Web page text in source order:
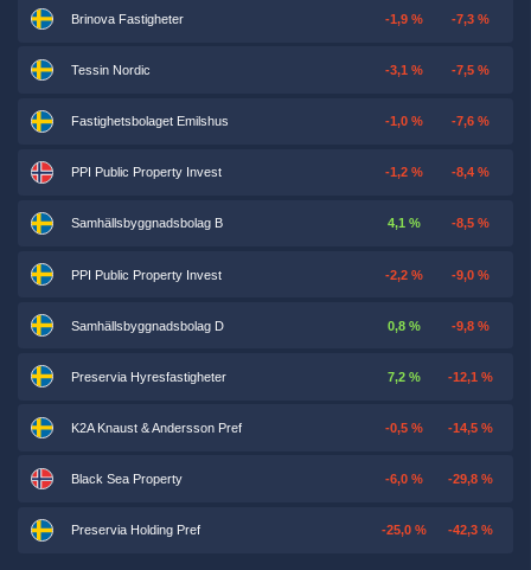
Brinova Fastigheter -1,9 % -7,3 %
Tessin Nordic -3,1 % -7,5 %
Fastighetsbolaget Emilshus -1,0 % -7,6 %
PPI Public Property Invest -1,2 % -8,4 %
Samhällsbyggnadsbolag B 4,1 % -8,5 %
PPI Public Property Invest -2,2 % -9,0 %
Samhällsbyggnadsbolag D 0,8 % -9,8 %
Preservia Hyresfastigheter 7,2 % -12,1 %
K2A Knaust & Andersson Pref -0,5 % -14,5 %
Black Sea Property -6,0 % -29,8 %
Preservia Holding Pref -25,0 % -42,3 %